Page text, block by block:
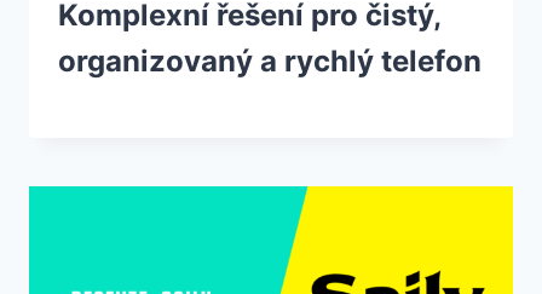
Komplexní řešení pro čistý,
organizovaný a rychlý telefon